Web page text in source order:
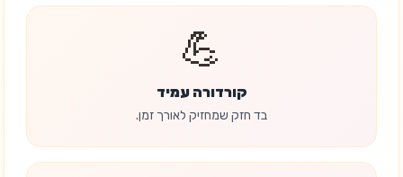
💪
קורדורה עמיד
בד חזק שמחזיק לאורך זמן.